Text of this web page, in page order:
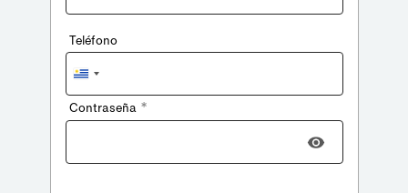
Teléfono
Uruguay
+598
Contraseña *